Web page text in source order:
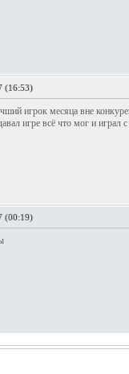
(16:53)
игрок месяца вне
игре всё что мог и играл
(00:19)